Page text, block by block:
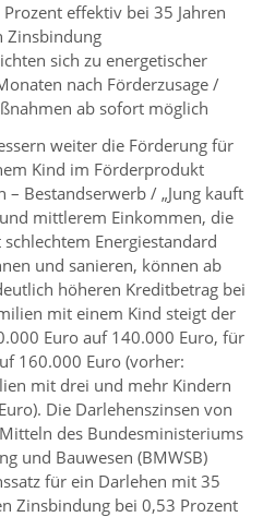
effektiv bei 35 Jahren
Zinsbindung
sich zu energetischer
nach Förderzusage /
ab sofort möglich
weiter die Förderung für
Kind im Förderprodukt
Bestandserwerb / „Jung kauft
mittlerem Einkommen, die
Energiestandard
und sanieren, können ab
höheren Kreditbetrag bei
mit einem Kind steigt der
Euro auf 140.000 Euro, für
160.000 Euro (vorher:
mit drei und mehr Kindern
Die Darlehenszinsen von
des Bundesministeriums
und Bauwesen (BMWSB)
für ein Darlehen mit 35
Zinsbindung bei 0,53 Prozent